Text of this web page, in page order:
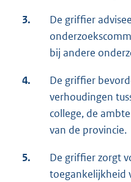
3.
De griffier
bij andere
4.
De griffier
verhoudingen
college, de
van de provincie.
5.
De griffier zorgt
toegankelijkheid